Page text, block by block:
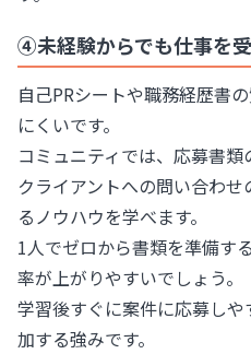
④未経験からでも仕事を
自己PRシートや職務経歴書
にくいです。
コミュニティでは、応募書
クライアントへの問い合わ
るノウハウを学べます。
1人でゼロから書類を準備す
率が上がりやすいでしょう。
学習後すぐに案件に応募し
加する強みです。